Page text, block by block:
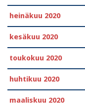
heinäkuu 2020
kesäkuu 2020
toukokuu 2020
huhtikuu 2020
maaliskuu 2020